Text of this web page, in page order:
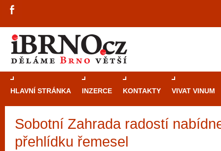
HLAVNÍ STRÁNKA INZERCE KONTAKTY VIVAT VINUM
Sobotní Zahrada radostí
přehlídku řemesel
Průvodce